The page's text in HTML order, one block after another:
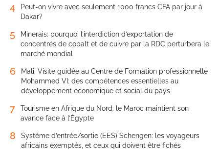
4
Peut-on vivre avec seulement 1000 francs CFA par jour à
Dakar?
5
Minerais: pourquoi l’interdiction d’exportation de
concentrés de cobalt et de cuivre par la RDC perturbera le
marché mondial
6
Mali. Visite guidée au Centre de Formation professionnelle
Mohammed VI: des compétences essentielles au
développement économique et social du pays
7
Tourisme en Afrique du Nord: le Maroc maintient son
avance face à l’Égypte
8
Système d’entrée/sortie (EES) Schengen: les voyageurs
africains exemptés, et ceux qui doivent être fichés